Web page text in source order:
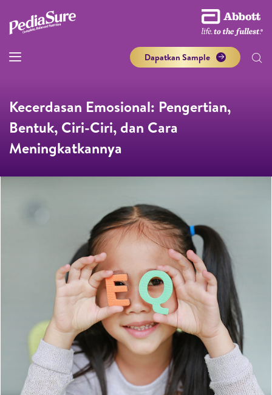
Dapatkan Sample
Kecerdasan Emosional: Pengertian,
Bentuk, Ciri-Ciri, dan Cara
Meningkatkannya